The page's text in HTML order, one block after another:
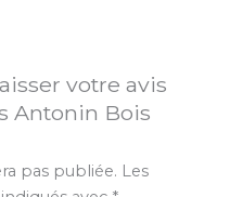
votre avis
Antonin Bois
pas publiée. Les